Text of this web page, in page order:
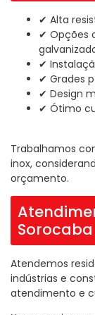
✔ Alta
✔ Opções
✔
✔ Grades
✔ Design
✔ Ótimo
Trabalhamos
inox,
orçamento.
Sorocaba
Atendemos
indústrias e
atendimento e